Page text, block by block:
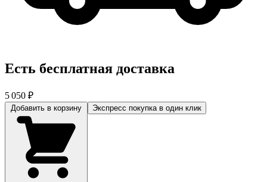
Есть бесплатная доставка
5 050 ₽
Экспресс покупка в один клик